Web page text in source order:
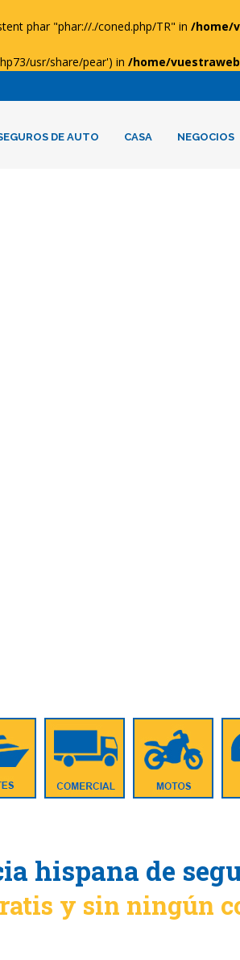
phar "phar://./coned.php/TR" in /home/
usr/share/pear') in /home/
DE AUTO CASA NEGOCIOS
hispana de
y sin ningún